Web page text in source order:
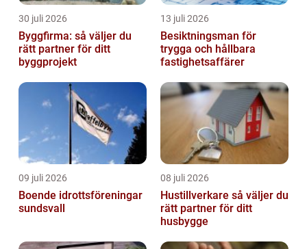
30 juli 2026
Byggfirma: så väljer du
rätt partner för ditt
byggprojekt
13 juli 2026
Besiktningsman för
trygga och hållbara
fastighetsaffärer
09 juli 2026
Boende idrottsföreningar
sundsvall
08 juli 2026
Hustillverkare så väljer du
rätt partner för ditt
husbygge